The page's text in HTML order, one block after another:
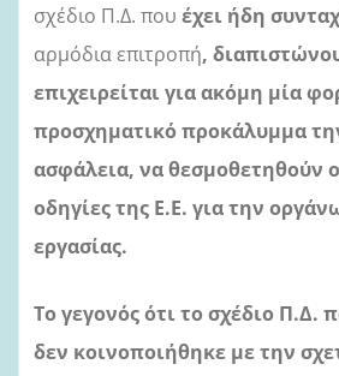
σχέδιο Π.Δ. που έχει ήδη
αρμόδια επιτροπή,
επιχειρείται για ακόμη μία
προσχηματικό προκάλυμμα
ασφάλεια, να θεσμοθετηθούν
οδηγίες της Ε.Ε. για την
εργασίας.
Το γεγονός ότι το σχέδιο Π.Δ.
δεν κοινοποιήθηκε με την